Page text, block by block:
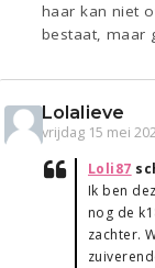
haar kan niet
bestaat, maar
Lolalieve
vrijdag 15 mei
Loli87
Ik ben
nog de
zachter.